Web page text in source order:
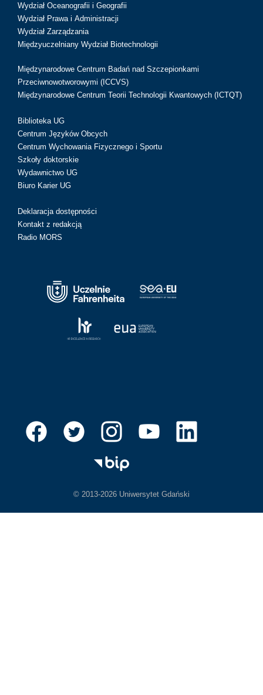
Wydział Oceanografii i Geografii
Wydział Prawa i Administracji
Wydział Zarządzania
Międzyuczelniany Wydział Biotechnologii
Międzynarodowe Centrum Badań nad Szczepionkami
Przeciwnowotworowymi (ICCVS)
Międzynarodowe Centrum Teorii Technologii Kwantowych (ICTQT)
Biblioteka UG
Centrum Języków Obcych
Centrum Wychowania Fizycznego i Sportu
Szkoły doktorskie
Wydawnictwo UG
Biuro Karier UG
Deklaracja dostępności
Kontakt z redakcją
Radio MORS
© 2013-2026 Uniwersytet Gdański